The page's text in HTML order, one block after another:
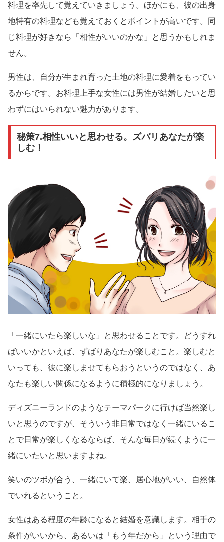
料理を率先して覚えていきましょう。ほかにも、彼の出身
地特有の料理なども覚えておくとポイントが高いです。同
じ料理が好きなら「相性がいいのかな」と思うかもしれま
せん。
男性は、自分が生まれ育った土地の料理に愛着をもってい
るからです。お料理上手な女性には男性が結婚したいと思
わずにはいられない魅力があります。
秘策7.相性いいと思わせる。ズバリあなたが楽
しむ！
「一緒にいたら楽しいな」と思わせることです。どうすれ
ばいいかといえば、ずばりあなたが楽しむこと。楽しむと
いっても、彼に楽しませてもらおうというのではなく、あ
なたも楽しい関係になるように積極的になりましょう。
ディズニーランドのようなテーマパークに行けば当然楽し
いと思うのですが、そういう非日常ではなく一緒にいるこ
とで日常が楽しくなるならば、そんな毎日が続くように一
緒にいたいと思いますよね。
笑いのツボが合う、一緒にいて楽、居心地がいい、自然体
でいれるということ。
女性はある程度の年齢になると結婚を意識します。相手の
条件がいいから、あるいは「もう年だから」という理由で